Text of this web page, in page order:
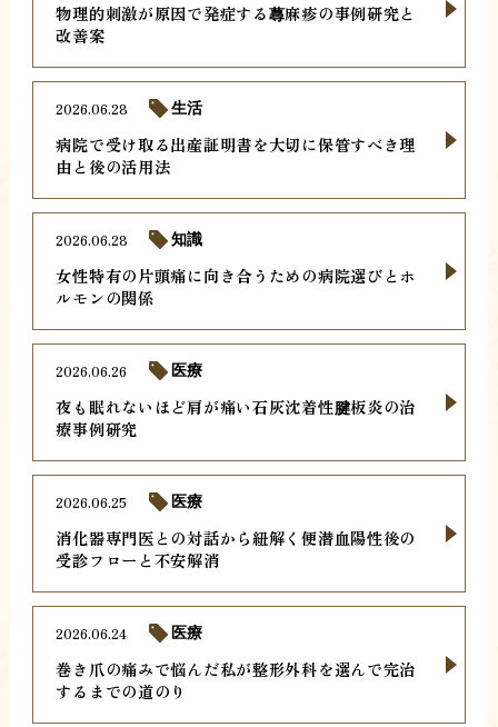
物理的刺激が原因で発症する蕁麻疹の事例研究と
改善案
病院で受け取る出産証明書を大切に保管すべき理
由と後の活用法
2026.06.28 生活
女性特有の片頭痛に向き合うための病院選びとホ
ルモンの関係
2026.06.28 知識
夜も眠れないほど肩が痛い石灰沈着性腱板炎の治
療事例研究
2026.06.26 医療
消化器専門医との対話から紐解く便潜血陽性後の
受診フローと不安解消
2026.06.25 医療
巻き爪の痛みで悩んだ私が整形外科を選んで完治
するまでの道のり
2026.06.24 医療